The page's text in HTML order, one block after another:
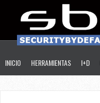
INICIO HERRAMIENTAS I+D